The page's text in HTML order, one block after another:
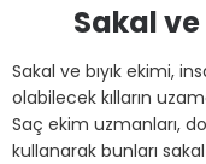
Sakal ve
Sakal ve bıyık ekimi,
olabilecek kılların
Saç ekim uzmanları,
kullanarak bunları